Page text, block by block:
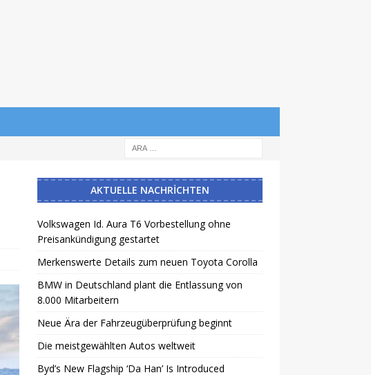
AKTUELLE NACHRICHTEN
Volkswagen Id. Aura T6 Vorbestellung ohne
Preisankündigung gestartet
Merkenswerte Details zum neuen Toyota Corolla
BMW in Deutschland plant die Entlassung von
8.000 Mitarbeitern
Neue Ära der Fahrzeugüberprüfung beginnt
Die meistgewählten Autos weltweit
Byd’s New Flagship ‘Da Han’ Is Introduced